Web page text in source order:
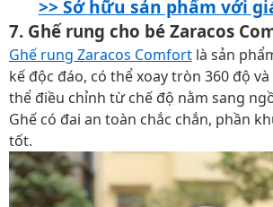
>> Sở hữu sản phẩm với
7. Ghế rung cho bé Zaracos
Ghế rung Zaracos Comfort là sản
kế độc đáo, có thể xoay tròn 360 độ
thể điều chỉnh từ chế độ nằm sang
Ghế có đai an toàn chắc chắn, phần
tốt.